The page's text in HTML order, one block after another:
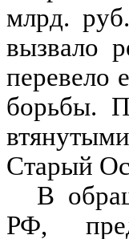
млрд.
вызвало
перевело
борьбы.
Старый
В
РФ,